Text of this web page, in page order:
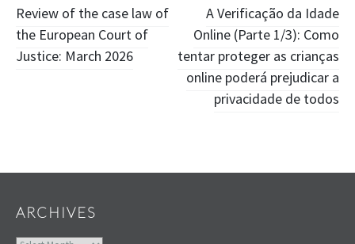
Post
navigation
Review of the case law of
the European Court of
Justice: March 2026
A Verificação da Idade
Online (Parte 1/3): Como
tentar proteger as crianças
online poderá prejudicar a
privacidade de todos
ARCHIVES